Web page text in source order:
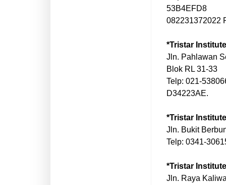
53B4EFD8
082231372022
*Tristar
Jln. Pahlawan
Blok RL 31-33
Telp: 021-
D34223AE.
*Tristar
Jln. Bukit
Telp: 0341-
*Tristar
Jln. Raya